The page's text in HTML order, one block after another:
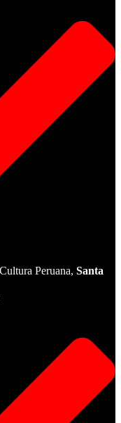
Peruana, Santa